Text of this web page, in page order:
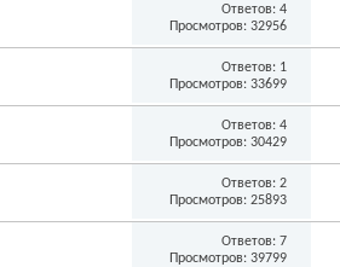
Ответов: 4
Просмотров: 32956
Ответов: 1
Просмотров: 33699
Ответов: 4
Просмотров: 30429
Ответов: 2
Просмотров: 25893
Ответов: 7
Просмотров: 39799